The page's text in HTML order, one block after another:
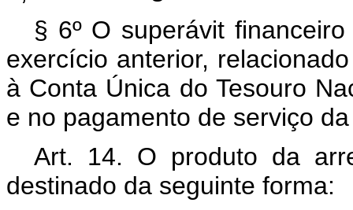
§ 6º O superávit
exercício anterior,
à Conta Única do Tesouro
e no pagamento de serviço
Art. 14. O produto da
destinado da seguinte forma: